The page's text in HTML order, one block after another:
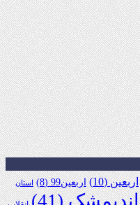
اربعین(10) اربعین99 (8) استان